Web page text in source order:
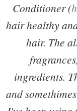
Conditioner (
hair healthy
hair. The
ingredients.
and